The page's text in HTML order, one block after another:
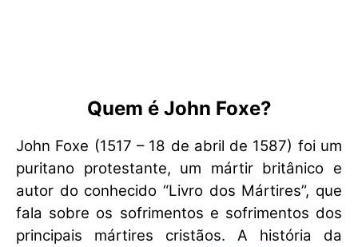
Quem é John Foxe?
John Foxe (1517 – 18 de abril de 1587) foi um
puritano protestante, um mártir britânico e
autor do conhecido “Livro dos Mártires”, que
fala sobre os sofrimentos e sofrimentos dos
principais mártires cristãos. A história da